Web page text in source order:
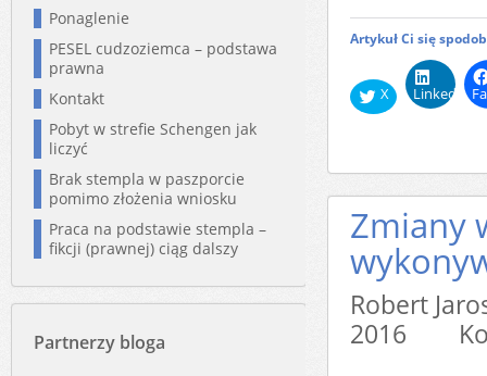
Artykuł Ci się
X LinkedIn
Zmiany
Robert
2016
Ponaglenie
PESEL cudzoziemca – podstawa
prawna
Kontakt
Pobyt w strefie Schengen jak
liczyć
Brak stempla w paszporcie
pomimo złożenia wniosku
Praca na podstawie stempla –
fikcji (prawnej) ciąg dalszy
Partnerzy bloga